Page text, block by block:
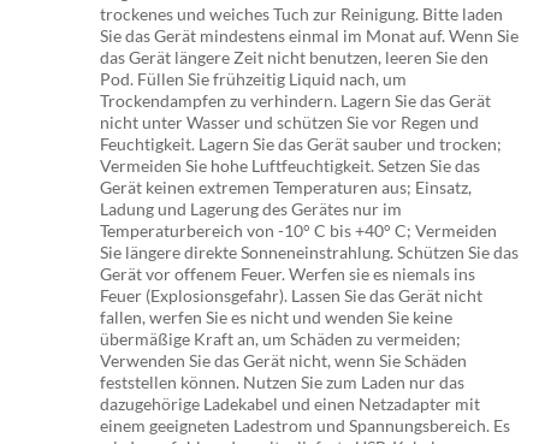
trockenes und weiches Tuch zur Reinigung. Bitte laden
Sie das Gerät mindestens einmal im Monat auf. Wenn Sie
das Gerät längere Zeit nicht benutzen, leeren Sie den
Pod. Füllen Sie frühzeitig Liquid nach, um
Trockendampfen zu verhindern. Lagern Sie das Gerät
nicht unter Wasser und schützen Sie vor Regen und
Feuchtigkeit. Lagern Sie das Gerät sauber und trocken;
Vermeiden Sie hohe Luftfeuchtigkeit. Setzen Sie das
Gerät keinen extremen Temperaturen aus; Einsatz,
Ladung und Lagerung des Gerätes nur im
Temperaturbereich von -10° C bis +40° C; Vermeiden
Sie längere direkte Sonneneinstrahlung. Schützen Sie das
Gerät vor offenem Feuer. Werfen sie es niemals ins
Feuer (Explosionsgefahr). Lassen Sie das Gerät nicht
fallen, werfen Sie es nicht und wenden Sie keine
übermäßige Kraft an, um Schäden zu vermeiden;
Verwenden Sie das Gerät nicht, wenn Sie Schäden
feststellen können. Nutzen Sie zum Laden nur das
dazugehörige Ladekabel und einen Netzadapter mit
einem geeigneten Ladestrom und Spannungsbereich. Es